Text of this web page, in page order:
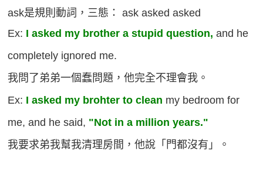
ask是規則動詞，三態： ask asked asked
Ex: I asked my brother a stupid question,and he
completely ignored me.
我問了弟弟一個蠢問題，他完全不理會我。
Ex: I asked my brohter to clean my bedroom for
me, and he said, "Not in a million years."
我要求弟我幫我清理房間，他說「門都沒有」。